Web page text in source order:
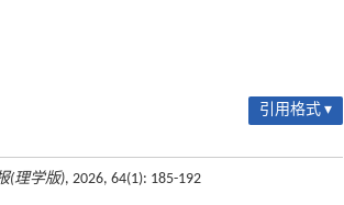
引用格式 ▾
(理学版), 2026, 64(1): 185-192